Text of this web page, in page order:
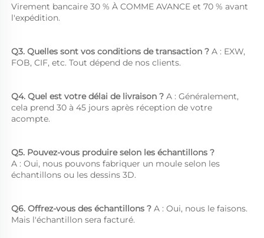
Virement bancaire 30 % À COMME AVANCE et 70 % avant
l'expédition.
Q3. Quelles sont vos conditions de transaction ? A : EXW,
FOB, CIF, etc. Tout dépend de nos clients.
Q4. Quel est votre délai de livraison ? A : Généralement,
cela prend 30 à 45 jours après réception de votre
acompte.
Q5. Pouvez-vous produire selon les échantillons ?
A : Oui, nous pouvons fabriquer un moule selon les
échantillons ou les dessins 3D.
Q6. Offrez-vous des échantillons ? A : Oui, nous le faisons.
Mais l'échantillon sera facturé.